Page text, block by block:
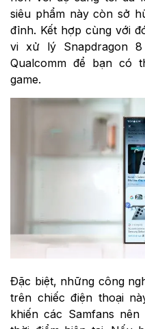
siêu phẩm này còn sở
đỉnh. Kết hợp cùng với
vi xử lý Snapdragon
Qualcomm để bạn có
game.
Đặc biệt, những công
trên chiếc điện thoại
khiến các Samfans